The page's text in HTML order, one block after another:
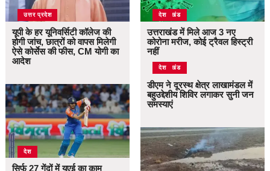
उत्तर प्रदेश
यूपी के हर यूनिवर्सिटी कॉलेज की
होगी जांच, छात्रों को वापस मिलेगी
ऐसे कोर्सेस की फीस, CM योगी का
आदेश
देश
सिर्फ 27 गेंदों में यूएई का काम
उत्तराखंड
देश
उत्तराखंड में मिले आज 3 नए
कोरोना मरीज, कोई ट्रैवल हिस्ट्री
नहीं
उत्तराखंड
देश
डीएम ने दूरस्थ क्षेत्र लाखामंडल में
बहुउद्देशीय शिविर लगाकर सुनी जन
समस्याएं